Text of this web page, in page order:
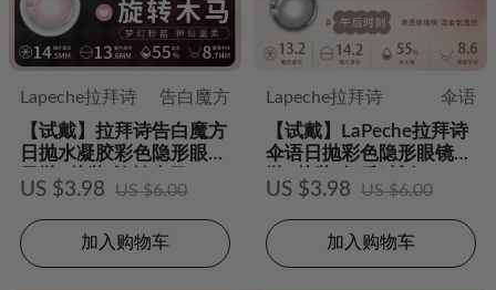
Lapeche拉拜诗
告白魔方
【试戴】拉拜诗告白魔方
日抛水凝胶彩色隐形眼镜
日抛2片装-旋转木马
US $3.98 US $6.00
加入购物车
Lapeche拉拜诗
伞语
【试戴】LaPeche拉拜诗
伞语日抛彩色隐形眼镜日
抛2片装-午后时刻
US $3.98 US $6.00
加入购物车